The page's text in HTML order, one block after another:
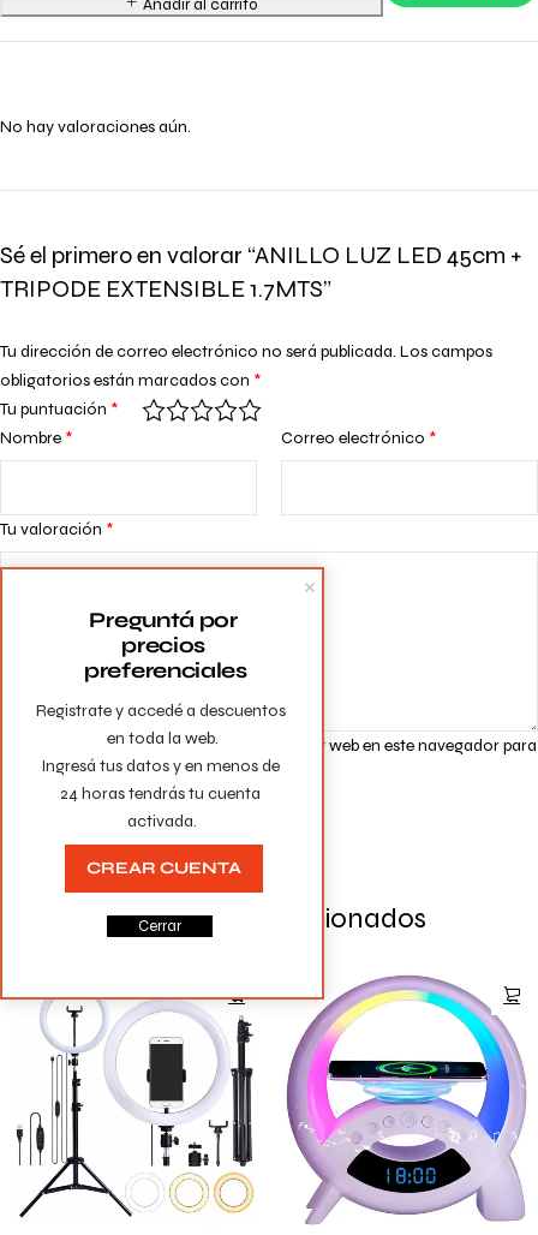
Añadir al carrito
No hay valoraciones aún.
Sé el primero en valorar “ANILLO LUZ LED 45cm +
TRIPODE EXTENSIBLE 1.7MTS”
Tu dirección de correo electrónico no será publicada. Los campos
obligatorios están marcados con *
Tu puntuación *
Tu valoración *
Nombre * Correo electrónico *
Guarda mi nombre, correo electrónico y web en este navegador para
la próxima vez que comente.
Productos Relacionados
Registrate y accedé a descuentos
en toda la web.
Ingresá tus datos y en menos de
24 horas tendrás tu cuenta
activada.
Preguntá por
precios
preferenciales
CREAR CUENTA
Cerrar